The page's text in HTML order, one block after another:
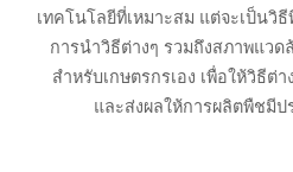
เทคโนโลยีที่เหมาะสม แต่จะเป็น
การนำวิธีต่างๆ รวมถึงสภาพแว
สำหรับเกษตรกรเอง เพื่อให้วิธีต่
และส่งผลให้การผลิตพืชมี